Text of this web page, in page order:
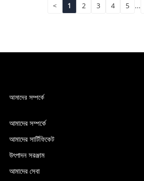
< 1 2 3 4 5 ...
আমাদের সম্পর্কে
আমাদের সম্পর্কে
আমাদের সার্টিফিকেট
উৎপাদন সরঞ্জাম
আমাদের সেবা